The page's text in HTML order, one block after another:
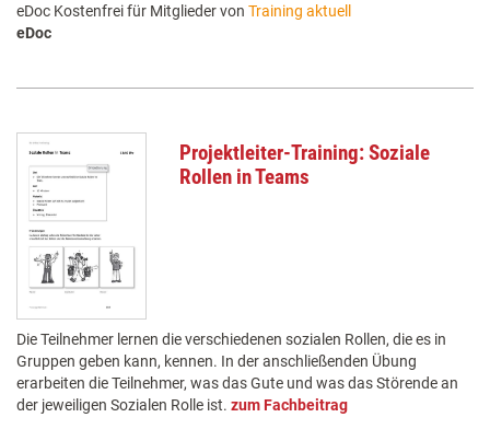
eDoc Kostenfrei für Mitglieder von Training aktuell
eDoc
Projektleiter-Training: Soziale
Rollen in Teams
Die Teilnehmer lernen die verschiedenen sozialen Rollen, die es in
Gruppen geben kann, kennen. In der anschließenden Übung
erarbeiten die Teilnehmer, was das Gute und was das Störende an
der jeweiligen Sozialen Rolle ist. zum Fachbeitrag